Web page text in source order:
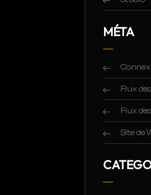
MÉTA
Flux
Flux
Site de